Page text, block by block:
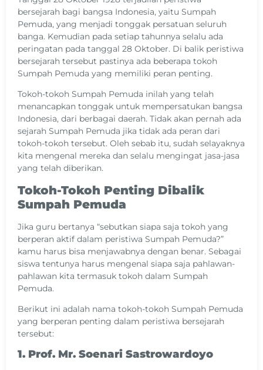
bersejarah bagi bangsa Indonesia, yaitu Sumpah
Pemuda, yang menjadi tonggak persatuan seluruh
banga. Kemudian pada setiap tahunnya selalu ada
peringatan pada tanggal 28 Oktober. Di balik peristiwa
bersejarah tersebut pastinya ada beberapa tokoh
Sumpah Pemuda yang memiliki peran penting.
Tokoh-tokoh Sumpah Pemuda inilah yang telah
menancapkan tonggak untuk mempersatukan bangsa
Indonesia, dari berbagai daerah. Tidak akan pernah ada
sejarah Sumpah Pemuda jika tidak ada peran dari
tokoh-tokoh tersebut. Oleh sebab itu, sudah selayaknya
kita mengenal mereka dan selalu mengingat jasa-jasa
yang telah diberikan.
Tokoh-Tokoh Penting Dibalik
Sumpah Pemuda
Jika guru bertanya “sebutkan siapa saja tokoh yang
berperan aktif dalam peristiwa Sumpah Pemuda?”
kamu harus bisa menjawabnya dengan benar. Sebagai
siswa tentunya harus mengenal siapa saja pahlawan-
pahlawan kita termasuk tokoh dalam Sumpah
Pemuda.
Berikut ini adalah nama tokoh-tokoh Sumpah Pemuda
yang berperan penting dalam peristiwa bersejarah
tersebut:
1. Prof. Mr. Soenari Sastrowardoyo